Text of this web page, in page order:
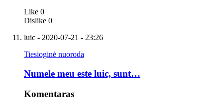
Like 0
Dislike 0
luic - 2020-07-21 - 23:26
Tiesioginė nuoroda
Numele meu este luic, sunt…
Komentaras